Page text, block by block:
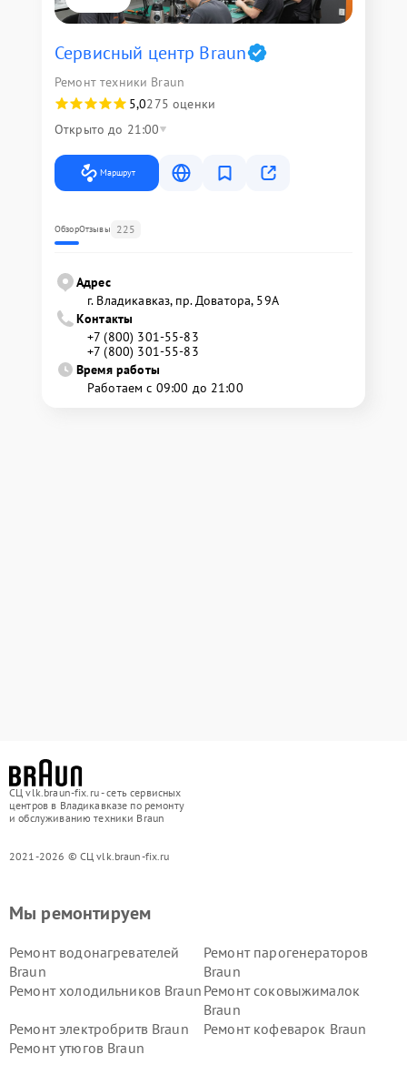
Сервисный центр Braun
Ремонт техники Braun
5,0275 оценки
Открыто до 21:00
Маршрут
ОбзорОтзывы 225
Адрес
г. Владикавказ, пр. Доватора, 59А
Контакты
+7 (800) 301-55-83
+7 (800) 301-55-83
Время работы
Работаем с 09:00 до 21:00
СЦ vlk.braun-fix.ru - сеть сервисных
центров в Владикавказе по ремонту
и обслуживанию техники Braun
2021-2026 © СЦ vlk.braun-fix.ru
Мы ремонтируем
Ремонт водонагревателей
Braun
Ремонт парогенераторов
Braun
Ремонт холодильников Braun Ремонт соковыжималок
Braun
Ремонт электробритв Braun
Ремонт кофеварок Braun
Ремонт утюгов Braun